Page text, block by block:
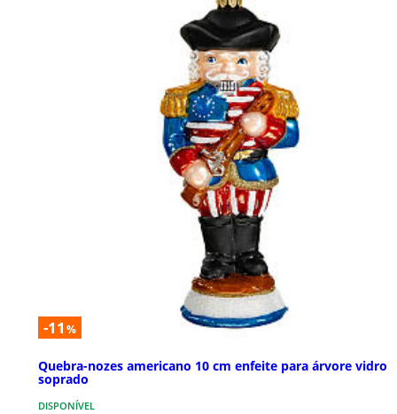
-11 %
Quebra-nozes americano 10 cm enfeite para árvore vidro
soprado
DISPONÍVEL